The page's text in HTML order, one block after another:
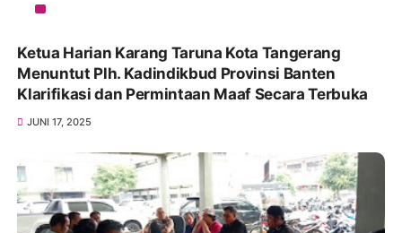
Ketua Harian Karang Taruna Kota Tangerang
Menuntut Plh. Kadindikbud Provinsi Banten
Klarifikasi dan Permintaan Maaf Secara Terbuka
JUNI 17, 2025